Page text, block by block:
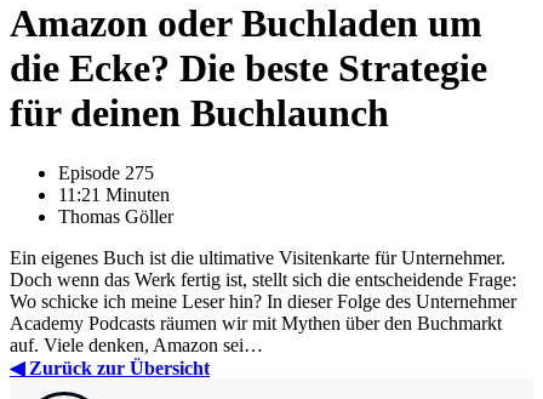
Amazon oder Buchladen um
die Ecke? Die beste Strategie
für deinen Buchlaunch
Episode 275
11:21 Minuten
Thomas Göller
Ein eigenes Buch ist die ultimative Visitenkarte für Unternehmer.
Doch wenn das Werk fertig ist, stellt sich die entscheidende Frage:
Wo schicke ich meine Leser hin? In dieser Folge des Unternehmer
Academy Podcasts räumen wir mit Mythen über den Buchmarkt
auf. Viele denken, Amazon sei…
◀ Zurück zur Übersicht